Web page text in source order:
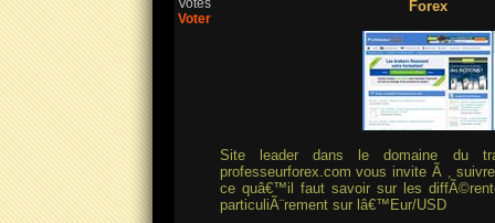
Votes
Voter
Forex
Site leader dans le domaine du
professeurforex.com vous invite Ã ,
ce quâ€™il faut savoir sur les
particuliÃ¨rement sur lâ€™Eur/USD